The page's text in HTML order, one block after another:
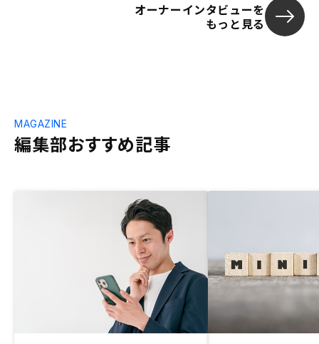
オーナーインタビューを
もっと見る
編集部おすすめ記事
MAGAZINE